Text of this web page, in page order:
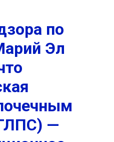
по
Эл
—